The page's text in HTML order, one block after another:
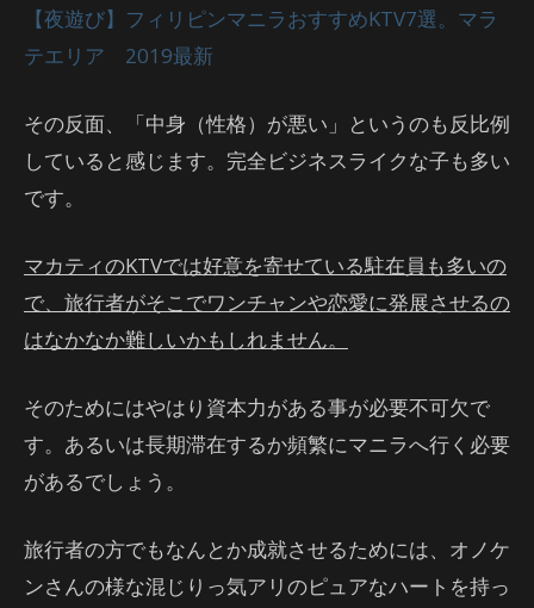
【夜遊び】フィリピンマニラおすすめKTV7選。マラ
テエリア 2019最新
その反面、「中身（性格）が悪い」というのも反比例
していると感じます。完全ビジネスライクな子も多い
です。
マカティのKTVでは好意を寄せている駐在員も多いの
で、旅行者がそこでワンチャンや恋愛に発展させるの
はなかなか難しいかもしれません。
そのためにはやはり資本力がある事が必要不可欠で
す。あるいは長期滞在するか頻繁にマニラへ行く必要
があるでしょう。
旅行者の方でもなんとか成就させるためには、オノケ
ンさんの様な混じりっ気アリのピュアなハートを持っ